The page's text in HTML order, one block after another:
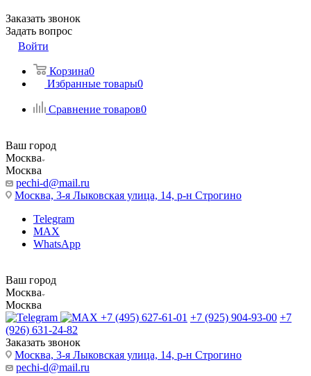
Заказать звонок
Задать вопрос
Войти
Корзина0
Избранные товары0
Сравнение товаров0
Ваш город
Москва
Москва
pechi-d@mail.ru
Москва, 3-я Лыковская улица, 14, р-н Строгино
Telegram
MAX
WhatsApp
Ваш город
Москва
Москва
+7 (495) 627-61-01 +7 (925) 904-93-00 +7
(926) 631-24-82
Заказать звонок
Москва, 3-я Лыковская улица, 14, р-н Строгино
pechi-d@mail.ru